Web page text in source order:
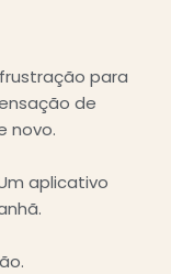
para
de
novo.
aplicativo